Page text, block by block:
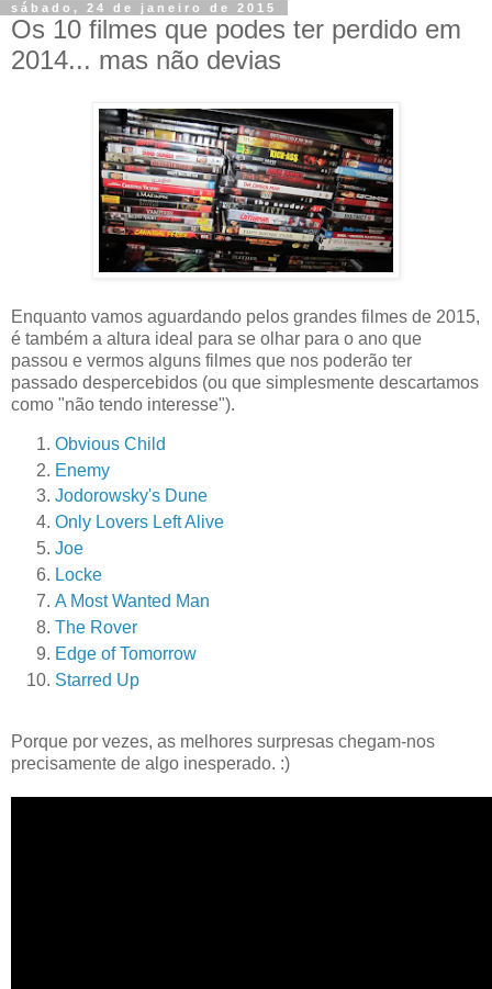
sábado, 24 de janeiro de 2015
Os 10 filmes que podes ter perdido em
2014... mas não devias
Enquanto vamos aguardando pelos grandes filmes de 2015,
é também a altura ideal para se olhar para o ano que
passou e vermos alguns filmes que nos poderão ter
passado despercebidos (ou que simplesmente descartamos
como "não tendo interesse").
Obvious Child
Enemy
Jodorowsky's Dune
Only Lovers Left Alive
Joe
Locke
A Most Wanted Man
The Rover
Edge of Tomorrow
Starred Up
Porque por vezes, as melhores surpresas chegam-nos
precisamente de algo inesperado. :)